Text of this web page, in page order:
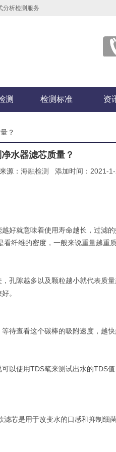
分析检测服务
测 检测标准 资
？
水器滤芯质量？
源： 海融检测 添加时间：2021-
好就意味着使用寿命越长，过滤
纤维的密度，一般来说重量越重质
孔隙越多以及颗粒越小就代表质
。
待查看这个碳棒的吸附速度，越快
以使用TDS笔来测试出水的TDS
芯是用于改变水的口感和抑制细